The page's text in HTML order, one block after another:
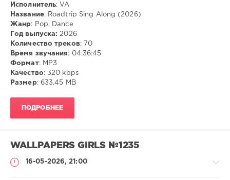
Исполнитель: VA
Название: Roadtrip Sing Along (2026)
Жанр: Pop, Dance
Год выпуска: 2026
Количество треков: 70
Время звучания: 04:36:45
Формат: MP3
Качество: 320 kbps
Размер: 633.45 MB
ПОДРОБНЕЕ
WALLPAPERS GIRLS №1235
16-05-2026, 21:00